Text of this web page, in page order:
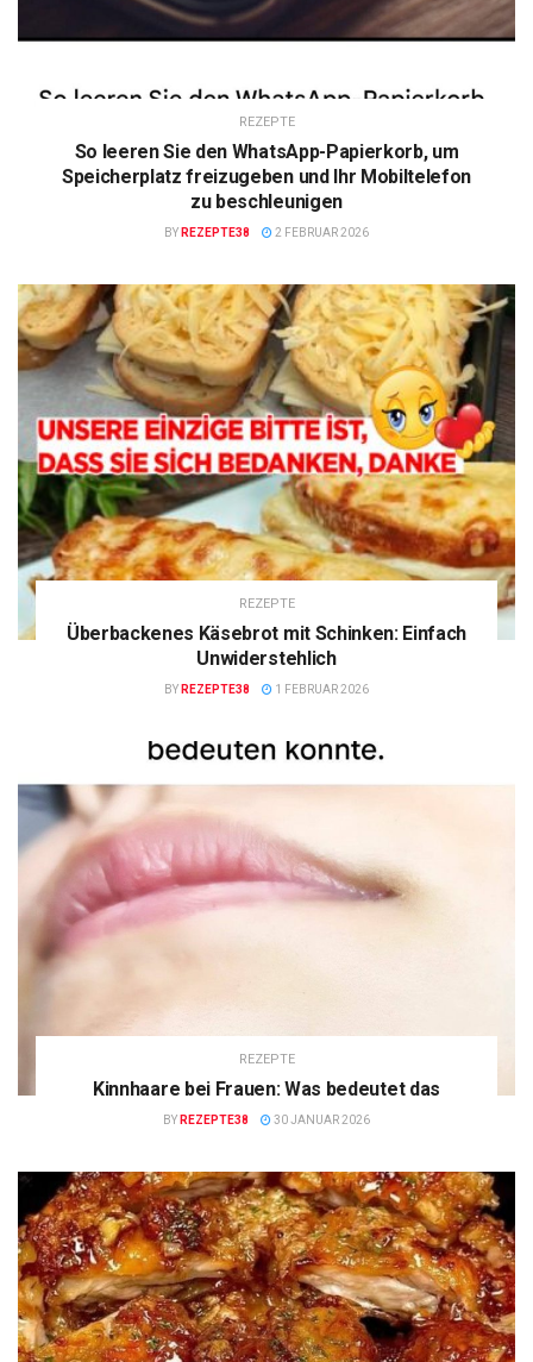
REZEPTE
So leeren Sie den WhatsApp-Papierkorb, um
Speicherplatz freizugeben und Ihr Mobiltelefon
zu beschleunigen
BY REZEPTE38 2 FEBRUAR 2026
REZEPTE
Überbackenes Käsebrot mit Schinken: Einfach
Unwiderstehlich
BY REZEPTE38 1 FEBRUAR 2026
REZEPTE
Kinnhaare bei Frauen: Was bedeutet das
BY REZEPTE38 30 JANUAR 2026